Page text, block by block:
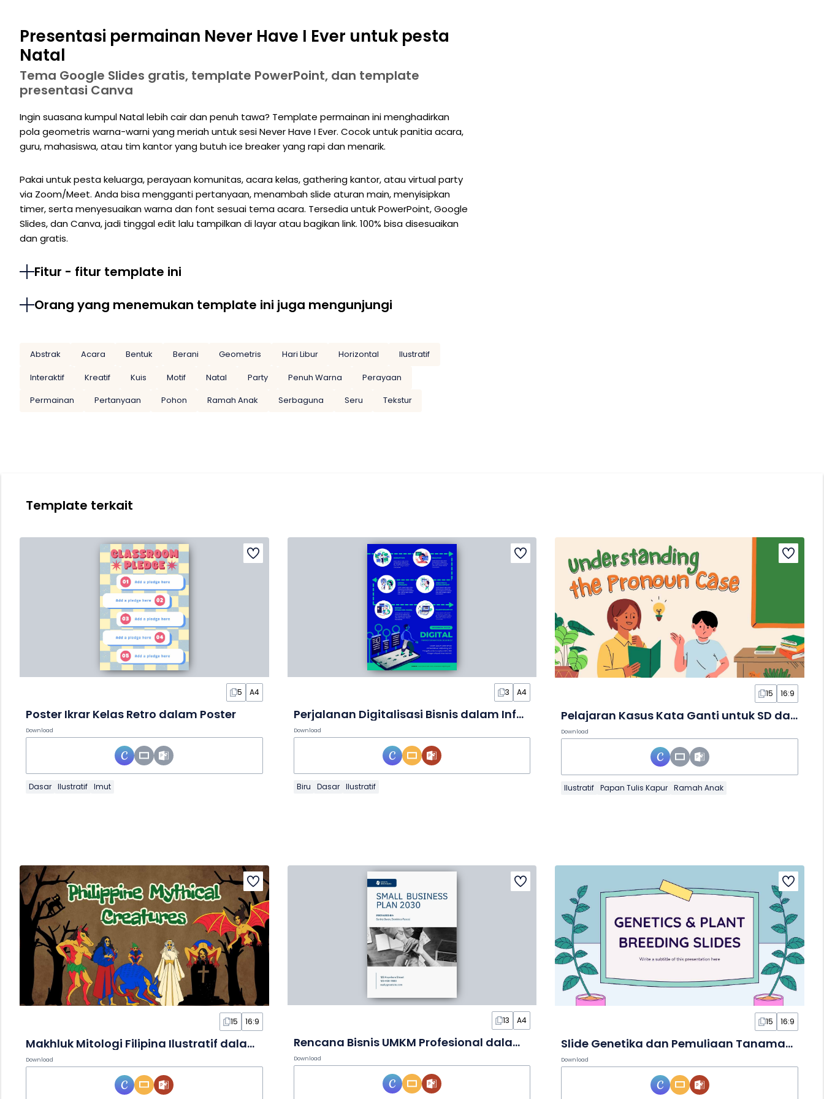
Presentasi permainan Never Have I Ever untuk pesta
Natal
Tema Google Slides gratis, template PowerPoint, dan template
presentasi Canva
Ingin suasana kumpul Natal lebih cair dan penuh tawa? Template permainan ini menghadirkan
pola geometris warna-warni yang meriah untuk sesi Never Have I Ever. Cocok untuk panitia acara,
guru, mahasiswa, atau tim kantor yang butuh ice breaker yang rapi dan menarik.
Pakai untuk pesta keluarga, perayaan komunitas, acara kelas, gathering kantor, atau virtual party
via Zoom/Meet. Anda bisa mengganti pertanyaan, menambah slide aturan main, menyisipkan
timer, serta menyesuaikan warna dan font sesuai tema acara. Tersedia untuk PowerPoint, Google
Slides, dan Canva, jadi tinggal edit lalu tampilkan di layar atau bagikan link. 100% bisa disesuaikan
dan gratis.
Fitur - fitur template ini
Orang yang menemukan template ini juga mengunjungi
Abstrak Acara Bentuk Berani Geometris Hari Libur Horizontal
Ilustratif
Interaktif
Kreatif Kuis Motif Natal Party Penuh Warna
Perayaan
Permainan
Pertanyaan Pohon Ramah Anak Serbaguna Seru Tekstur
Template terkait
5 A4
Poster Ikrar Kelas Retro dalam Poster
Download
Dasar Ilustratif Imut
3 A4
Perjalanan Digitalisasi Bisnis dalam Infografis
Download
Biru Dasar Ilustratif
15 16:9
Pelajaran Kasus Kata Ganti untuk SD dalam Slide
Download
Ilustratif Papan Tulis Kapur Ramah Anak
15 16:9
Makhluk Mitologi Filipina Ilustratif dalam Slide
Download
13 A4
Rencana Bisnis UMKM Profesional dalam Slide
Download
15 16:9
Slide Genetika dan Pemuliaan Tanaman yang Ilustratif
Download